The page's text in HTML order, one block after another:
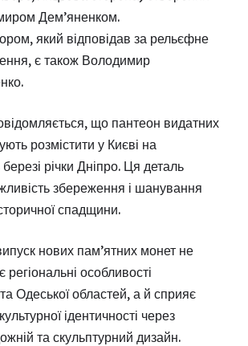
Дем’яненком.
який відповідав за рельєфне
є також Володимир
що пантеон видатних
розмістити у Києві на
річки Дніпро. Ця деталь
збереження і шанування
спадщини.
нових пам’ятних монет не
особливості
Одеської областей, а й сприяє
ідентичності через
та скульптурний дизайн.